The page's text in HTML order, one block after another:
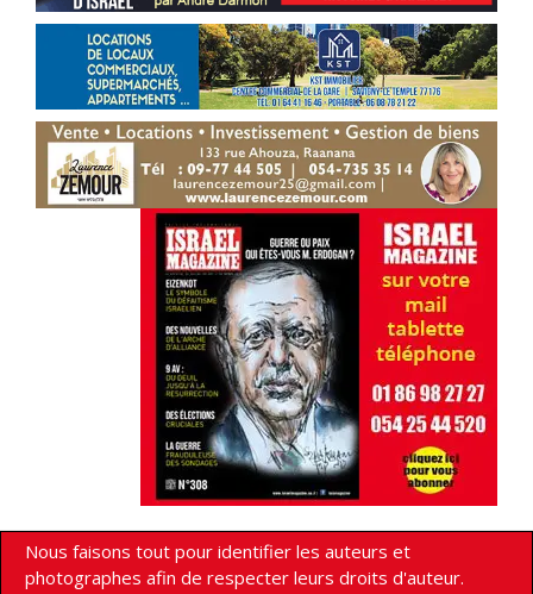
Nous faisons tout pour identifier les auteurs et
photographes afin de respecter leurs droits d'auteur.